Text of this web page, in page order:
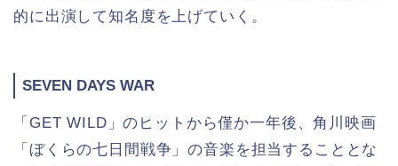
的に出演して知名度を上げていく。
SEVEN DAYS WAR
「GET WILD」のヒットから僅か一年後、角川映画
「ぼくらの七日間戦争」の音楽を担当することとな